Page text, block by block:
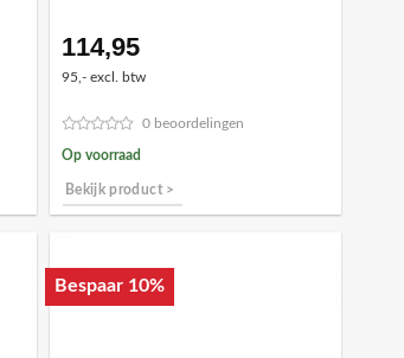
114,95
95,- excl. btw
0 beoordelingen
Op voorraad
Bekijk product >
Bespaar 10%